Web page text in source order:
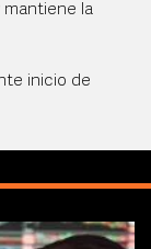
mantiene la
inicio de